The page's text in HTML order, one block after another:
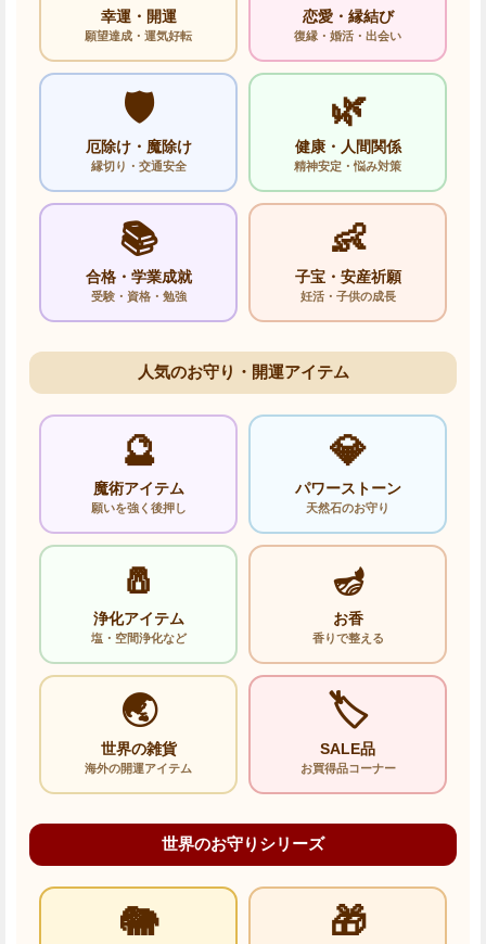
幸運・開運
願望達成・運気好転
恋愛・縁結び
復縁・婚活・出会い
🛡️
厄除け・魔除け
縁切り・交通安全
🌿
健康・人間関係
精神安定・悩み対策
📚
合格・学業成就
受験・資格・勉強
👶
子宝・安産祈願
妊活・子供の成長
人気のお守り・開運アイテム
🔮
魔術アイテム
願いを強く後押し
💎
パワーストーン
天然石のお守り
🧂
浄化アイテム
塩・空間浄化など
🪔
お香
香りで整える
🌏
世界の雑貨
海外の開運アイテム
🏷️
SALE品
お買得品コーナー
世界のお守りシリーズ
🐘 🎁